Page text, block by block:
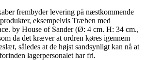
frembyder levering på næstkommende
eksempelvis Træben med
by House of Sander (Ø: 4 cm. H: 34 cm.,
da det kræver at ordren køres igennem
således at de højst sandsynligt kan nå at
lagerpersonalet har fri.